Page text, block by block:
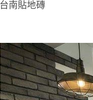
台南貼地磚